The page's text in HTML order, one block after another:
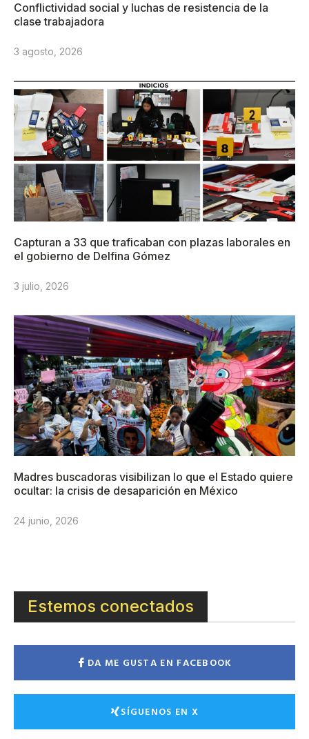
Conflictividad social y luchas de resistencia de la
clase trabajadora
3 agosto, 2026
Capturan a 33 que traficaban con plazas laborales en
el gobierno de Delfina Gómez
3 julio, 2026
Madres buscadoras visibilizan lo que el Estado quiere
ocultar: la crisis de desaparición en México
24 junio, 2026
Estemos conectados
DA ME GUSTA EN FACEBOOK
SÍGUENOS EN X